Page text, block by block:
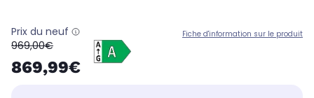
Prix du neuf
oldPrice
969,00€
869,99€
Fiche d'information sur le produit